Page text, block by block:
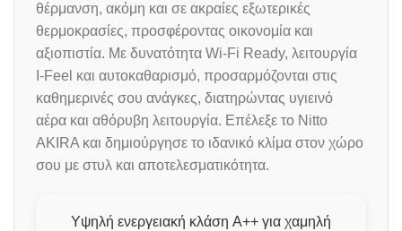
θέρμανση, ακόμη και σε ακραίες εξωτερικές
θερμοκρασίες, προσφέροντας οικονομία και
αξιοπιστία. Με δυνατότητα Wi-Fi Ready, λειτουργία
I-Feel και αυτοκαθαρισμό, προσαρμόζονται στις
καθημερινές σου ανάγκες, διατηρώντας υγιεινό
αέρα και αθόρυβη λειτουργία. Επέλεξε το Nitto
AKIRA και δημιούργησε το ιδανικό κλίμα στον χώρο
σου με στυλ και αποτελεσματικότητα.
Υψηλή ενεργειακή κλάση A++ για χαμηλή